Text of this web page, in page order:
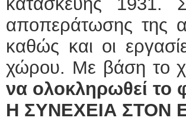
αποπεράτωσης της
καθώς και οι
χώρου. Με βάση το
να ολοκληρωθεί το
Η ΣΥΝΕΧΕΙΑ ΣΤΟΝ